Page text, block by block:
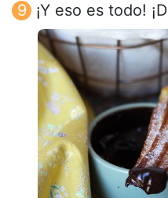
¡Y eso es todo!